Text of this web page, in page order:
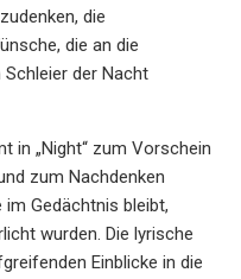
die
die an die
der Nacht
in „Night“ zum Vorschein
zum Nachdenken
Gedächtnis bleibt,
wurden. Die lyrische
Einblicke in die